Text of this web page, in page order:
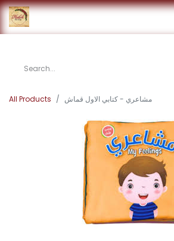
All Products مشاعري - كتابي الاول قماش